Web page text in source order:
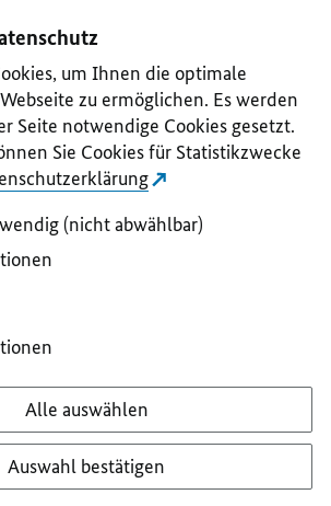
um Ihnen die optimale
zu ermöglichen. Es werden
Seite notwendige Cookies gesetzt.
Sie Cookies für Statistikzwecke
(nicht abwählbar)
Alle auswählen
Auswahl bestätigen